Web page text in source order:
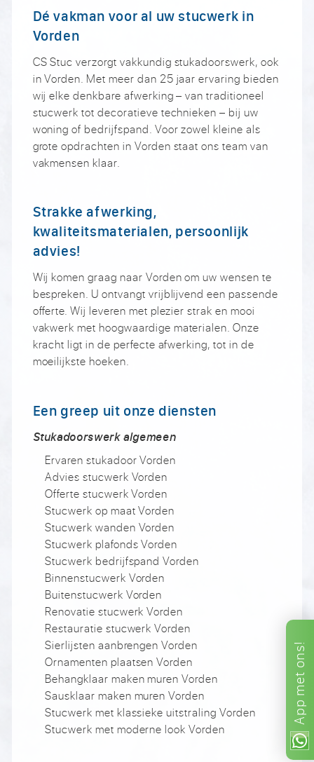
App
met
ons!
Dé vakman voor al uw stucwerk in
Vorden
CS Stuc verzorgt vakkundig stukadoorswerk, ook
in Vorden. Met meer dan 25 jaar ervaring bieden
wij elke denkbare afwerking – van traditioneel
stucwerk tot decoratieve technieken – bij uw
woning of bedrijfspand. Voor zowel kleine als
grote opdrachten in Vorden staat ons team van
vakmensen klaar.
Strakke afwerking,
kwaliteitsmaterialen, persoonlijk
advies!
Wij komen graag naar Vorden om uw wensen te
bespreken. U ontvangt vrijblijvend een passende
offerte. Wij leveren met plezier strak en mooi
vakwerk met hoogwaardige materialen. Onze
kracht ligt in de perfecte afwerking, tot in de
moeilijkste hoeken.
Een greep uit onze diensten
Stukadoorswerk algemeen
Ervaren stukadoor Vorden
Advies stucwerk Vorden
Offerte stucwerk Vorden
Stucwerk op maat Vorden
Stucwerk wanden Vorden
Stucwerk plafonds Vorden
Stucwerk bedrijfspand Vorden
Binnenstucwerk Vorden
Buitenstucwerk Vorden
Renovatie stucwerk Vorden
Restauratie stucwerk Vorden
Sierlijsten aanbrengen Vorden
Ornamenten plaatsen Vorden
Behangklaar maken muren Vorden
Sausklaar maken muren Vorden
Stucwerk met klassieke uitstraling Vorden
Stucwerk met moderne look Vorden